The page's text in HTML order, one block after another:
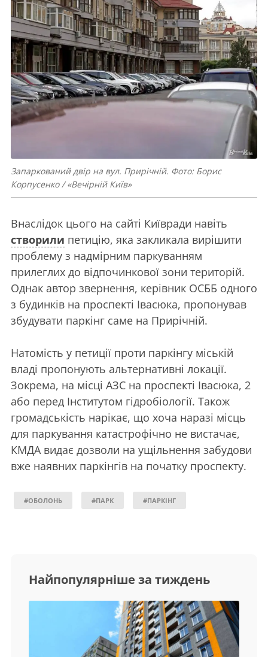
Запаркований двір на вул. Прирічній. Фото: Борис
Корпусенко / «Вечірній Київ»
Внаслідок цього на сайті Київради навіть
створили петицію, яка закликала вирішити
проблему з надмірним паркуванням
прилеглих до відпочинкової зони територій.
Однак автор звернення, керівник ОСББ одного
з будинків на проспекті Івасюка, пропонував
збудувати паркінг саме на Прирічній.
Натомість у петиції проти паркінгу міській
владі пропонують альтернативні локації.
Зокрема, на місці АЗС на проспекті Івасюка, 2
або перед Інститутом гідробіології. Також
громадськість нарікає, що хоча наразі місць
для паркування катастрофічно не вистачає,
КМДА видає дозволи на ущільнення забудови
вже наявних паркінгів на початку проспекту.
#ОБОЛОНЬ #ПАРК #ПАРКІНГ
Найпопулярніше за тиждень